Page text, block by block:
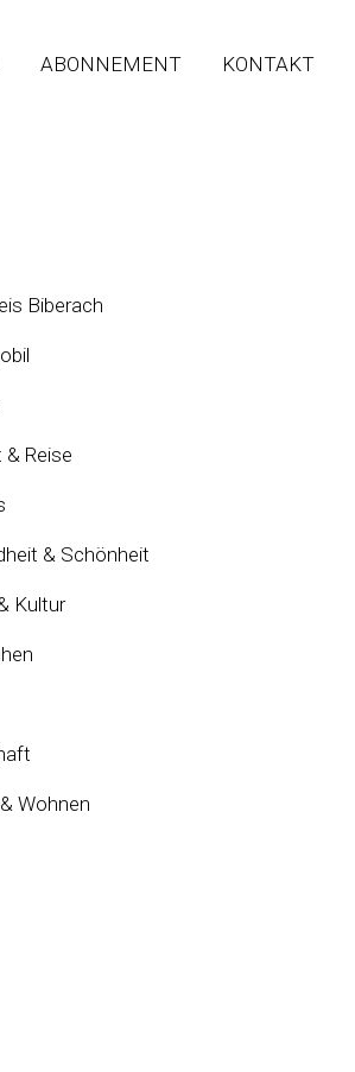
ABONNEMENT KONTAKT
Biberach
& Reise
& Schönheit
Kultur
Wohnen